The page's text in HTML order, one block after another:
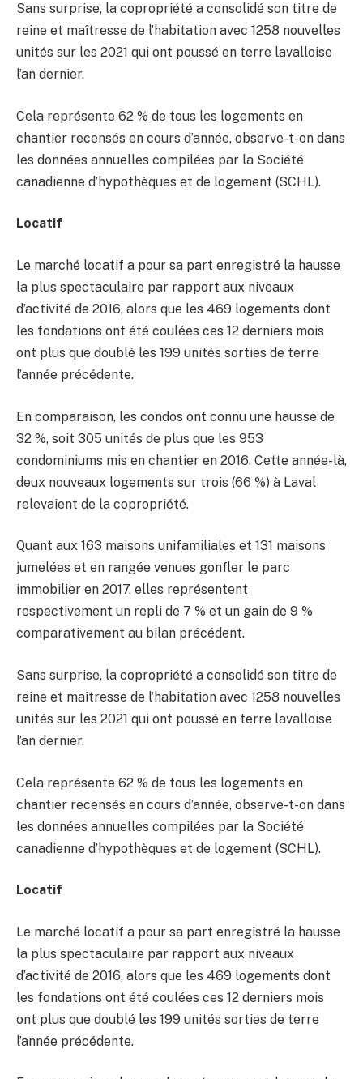
Sans surprise, la copropriété a consolidé son titre de
reine et maîtresse de l’habitation avec 1258 nouvelles
unités sur les 2021 qui ont poussé en terre lavalloise
l’an dernier.
Cela représente 62 % de tous les logements en
chantier recensés en cours d’année, observe-t-on dans
les données annuelles compilées par la Société
canadienne d’hypothèques et de logement (SCHL).
Locatif
Le marché locatif a pour sa part enregistré la hausse
la plus spectaculaire par rapport aux niveaux
d’activité de 2016, alors que les 469 logements dont
les fondations ont été coulées ces 12 derniers mois
ont plus que doublé les 199 unités sorties de terre
l’année précédente.
En comparaison, les condos ont connu une hausse de
32 %, soit 305 unités de plus que les 953
condominiums mis en chantier en 2016. Cette année-là,
deux nouveaux logements sur trois (66 %) à Laval
relevaient de la copropriété.
Quant aux 163 maisons unifamiliales et 131 maisons
jumelées et en rangée venues gonfler le parc
immobilier en 2017, elles représentent
respectivement un repli de 7 % et un gain de 9 %
comparativement au bilan précédent.
Sans surprise, la copropriété a consolidé son titre de
reine et maîtresse de l’habitation avec 1258 nouvelles
unités sur les 2021 qui ont poussé en terre lavalloise
l’an dernier.
Cela représente 62 % de tous les logements en
chantier recensés en cours d’année, observe-t-on dans
les données annuelles compilées par la Société
canadienne d’hypothèques et de logement (SCHL).
Locatif
Le marché locatif a pour sa part enregistré la hausse
la plus spectaculaire par rapport aux niveaux
d’activité de 2016, alors que les 469 logements dont
les fondations ont été coulées ces 12 derniers mois
ont plus que doublé les 199 unités sorties de terre
l’année précédente.